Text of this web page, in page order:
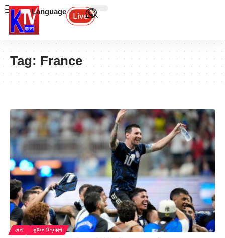
Language
Tag: France
খেলা ফুটবল বিশ্বকাপ